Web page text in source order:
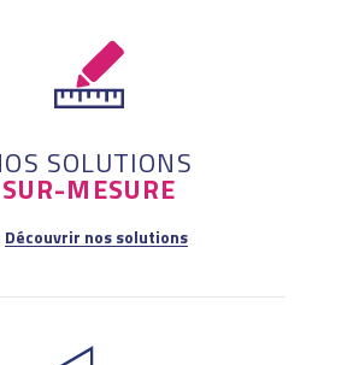
SOLUTIONS
SUR-MESURE
Découvrir nos solutions